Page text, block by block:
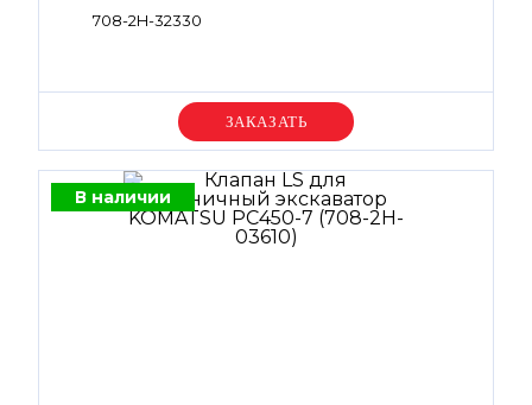
708-2H-32330
Уточняйте цену
В наличии